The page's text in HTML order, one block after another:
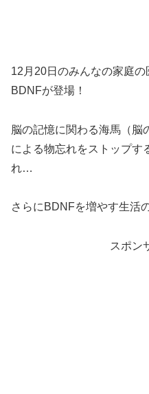
12月20日のみんなの家庭
BDNFが登場！
脳の記憶に関わる海馬（脳
による物忘れをストップす
れ…
さらにBDNFを増やす生活
スポン